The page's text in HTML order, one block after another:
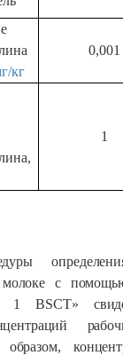
кг
0,001
1
с
BSCT»
образом,